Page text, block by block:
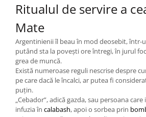
Ritualul de servire a
Mate
Argentinienii îl beau în mod deosebit, într-
putând sta la povești ore întregi, în jurul
grea de muncă.
Există numeroase reguli nescrise despre
pe care dacă le încalci, ar putea fi
puțin.
„Cebador”, adică gazda, sau persoana
infuzia în calabash, apoi o sorbea prin